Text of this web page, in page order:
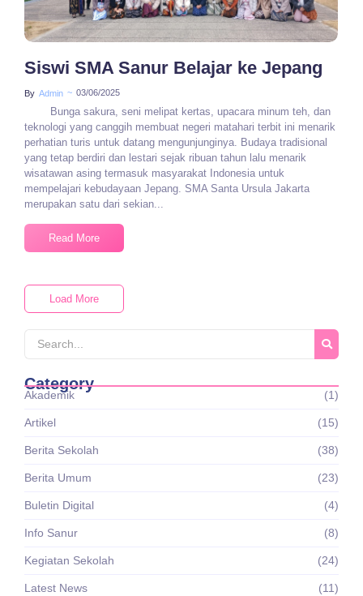
Siswi SMA Sanur Belajar ke Jepang
By Admin ~ 03/06/2025
Bunga sakura, seni melipat kertas, upacara minum teh, dan
teknologi yang canggih membuat negeri matahari terbit ini menarik
perhatian turis untuk datang mengunjunginya. Budaya tradisional
yang tetap berdiri dan lestari sejak ribuan tahun lalu menarik
wisatawan asing termasuk masyarakat Indonesia untuk
mempelajari kebudayaan Jepang. SMA Santa Ursula Jakarta
merupakan satu dari sekian...
Read More
Load More
Category
Akademik (1)
Artikel (15)
Berita Sekolah (38)
Berita Umum (23)
Buletin Digital (4)
Info Sanur (8)
Kegiatan Sekolah (24)
Latest News (11)